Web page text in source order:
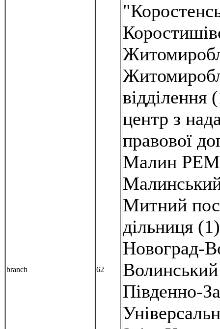
branch 62
відділення
центр з
правової
Малин
Митний
дільниця (1)
Новоград-
Волинський
Південно-